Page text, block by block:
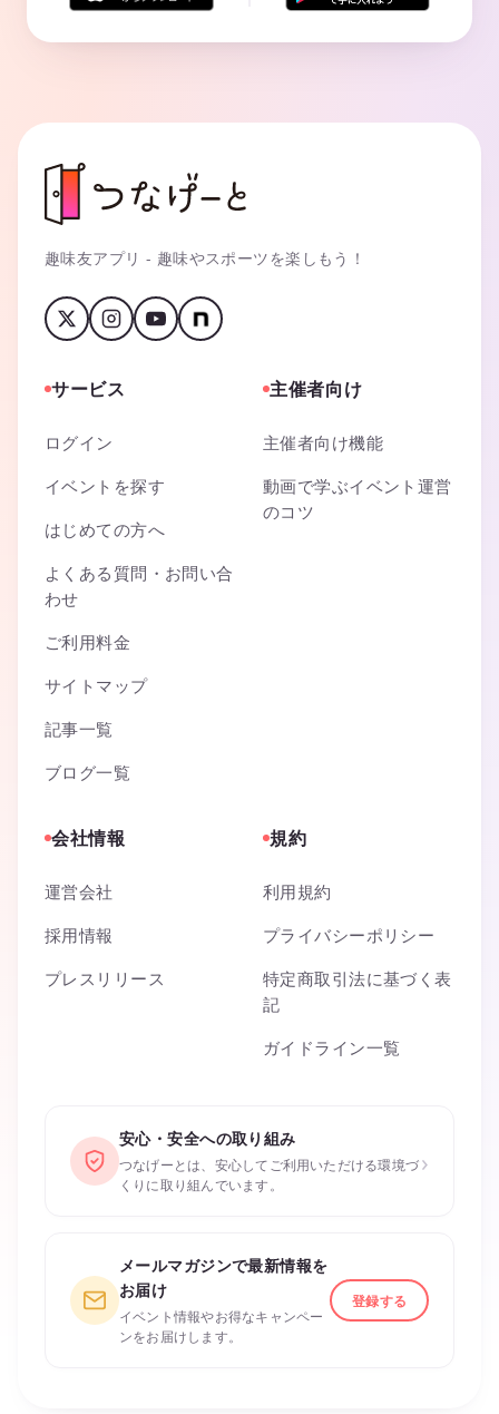
趣味友アプリ - 趣味やスポーツを楽しもう！
サービス
ログイン
イベントを探す
はじめての方へ
よくある質問・お問い合
わせ
ご利用料金
サイトマップ
記事一覧
ブログ一覧
主催者向け
主催者向け機能
動画で学ぶイベント運営
のコツ
会社情報
運営会社
採用情報
プレスリリース
規約
利用規約
プライバシーポリシー
特定商取引法に基づく表
記
ガイドライン一覧
安心・安全への取り組み
つなげーとは、安心してご利用いただける環境づ
くりに取り組んでいます。
›
メールマガジンで最新情報を
お届け
イベント情報やお得なキャンペー
ンをお届けします。
登録する